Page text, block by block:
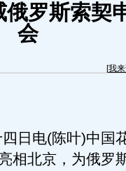
俄罗斯索契
会
[我
电(陈叶)中国
相北京，为俄罗